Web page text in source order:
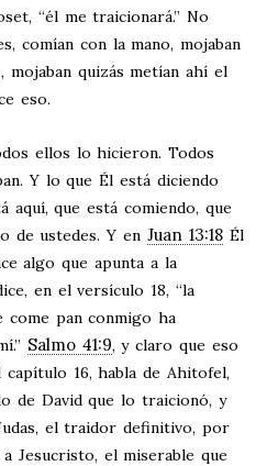
“él me traicionará.” No
comían con la mano, mojaban
mojaban quizás metían ahí el
eso.
ellos lo hicieron. Todos
Y lo que Él está diciendo
aquí, que está comiendo, que
de ustedes. Y enJuan 13:18 Él
algo que apunta a la
en el versículo 18, “la
come pan conmigo ha
Salmo 41:9, y claro que eso
16, habla de Ahitofel,
de David que lo traicionó, y
el traidor definitivo, por
Jesucristo, el miserable que